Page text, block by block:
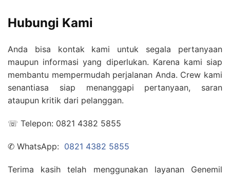
Hubungi Kami
Anda bisa kontak kami untuk segala pertanyaan
maupun informasi yang diperlukan. Karena kami siap
membantu mempermudah perjalanan Anda. Crew kami
senantiasa siap menanggapi pertanyaan, saran
ataupun kritik dari pelanggan.
☏ Telepon: 0821 4382 5855
✆ WhatsApp: 0821 4382 5855
Terima kasih telah menggunakan layanan Genemil